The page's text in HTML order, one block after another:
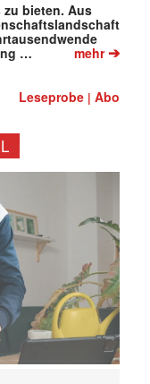
bieten. Aus
…
mehr➔
Leseprobe |Abo